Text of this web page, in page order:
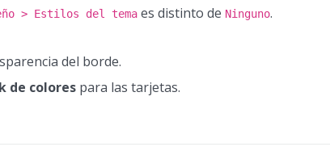
> Estilos del tema es distinto de Ninguno.
del borde.
de colores para las tarjetas.